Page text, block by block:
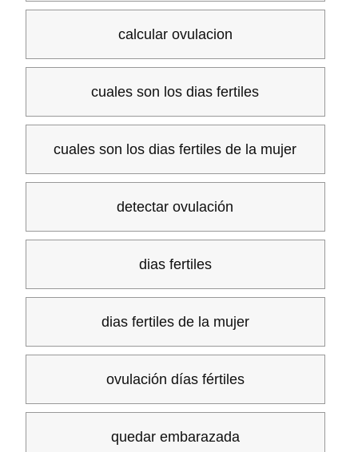
calcular ovulacion
cuales son los dias fertiles
cuales son los dias fertiles de la mujer
detectar ovulación
dias fertiles
dias fertiles de la mujer
ovulación días fértiles
quedar embarazada